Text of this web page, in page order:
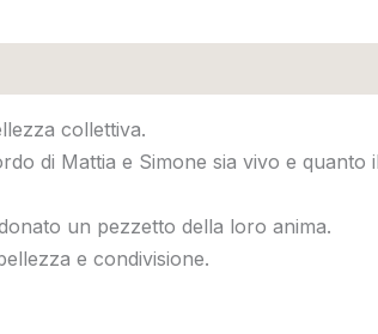
collettiva.
di Mattia e Simone sia vivo e quanto il
un pezzetto della loro anima.
e condivisione.